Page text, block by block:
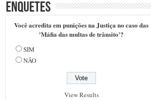
Enquetes
Você acredita em punições na Justiça no caso das
'Máfia das multas de trânsito'?
SIM
NÃO
View Results